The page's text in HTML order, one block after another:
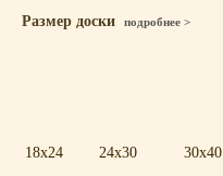
Размер доски подробнее >
18x24 24x30 30x40